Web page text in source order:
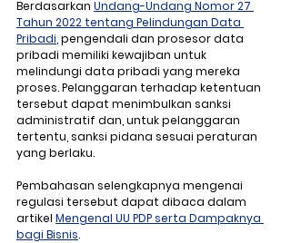
Berdasarkan Undang-Undang Nomor 27
Tahun 2022 tentang Pelindungan Data
Pribadi , pengendali dan prosesor data
pribadi memiliki kewajiban untuk
melindungi data pribadi yang mereka
proses. Pelanggaran terhadap ketentuan
tersebut dapat menimbulkan sanksi
administratif dan, untuk pelanggaran
tertentu, sanksi pidana sesuai peraturan
yang berlaku.
Pembahasan selengkapnya mengenai
regulasi tersebut dapat dibaca dalam
artikel Mengenal UU PDP serta Dampaknya
bagi Bisnis.